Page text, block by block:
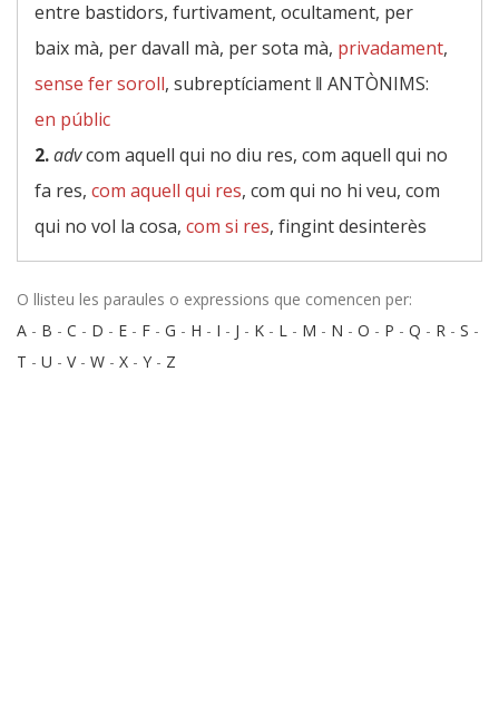
entre bastidors, furtivament, ocultament, per
baix mà, per davall mà, per sota mà, privadament,
sense fer soroll, subreptíciament ‖ ANTÒNIMS:
en públic
2.advcom aquell qui no diu res, com aquell qui no
fa res, com aquell qui res, com qui no hi veu, com
qui no vol la cosa, com si res, fingint desinterès
O llisteu les paraules o expressions que comencen per:
A - B - C - D - E - F - G - H - I - J - K - L - M - N - O - P - Q - R - S -
T - U - V- W - X - Y - Z